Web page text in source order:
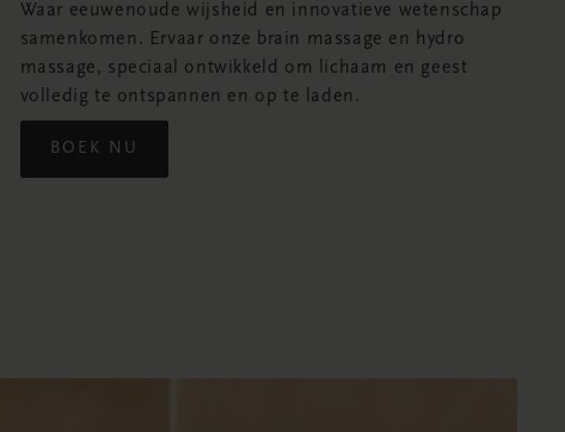
Waar eeuwenoude wijsheid en innovatieve wetenschap
samenkomen. Ervaar onze brain massage en hydro
massage, speciaal ontwikkeld om lichaam en geest
volledig te ontspannen en op te laden.
BOEK NU